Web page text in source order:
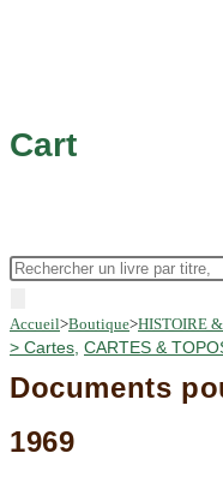
Cart
Recherche
produits
Accueil>Boutique>HISTOIRE
> Cartes CARTES &
Documents
1969